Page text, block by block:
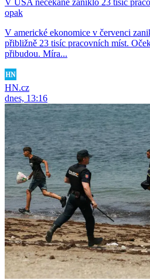
opak
V americké ekonomice v červenci
přibližně 23 tisíc pracovních míst.
přibudou. Míra...
HN.cz
dnes, 13:16